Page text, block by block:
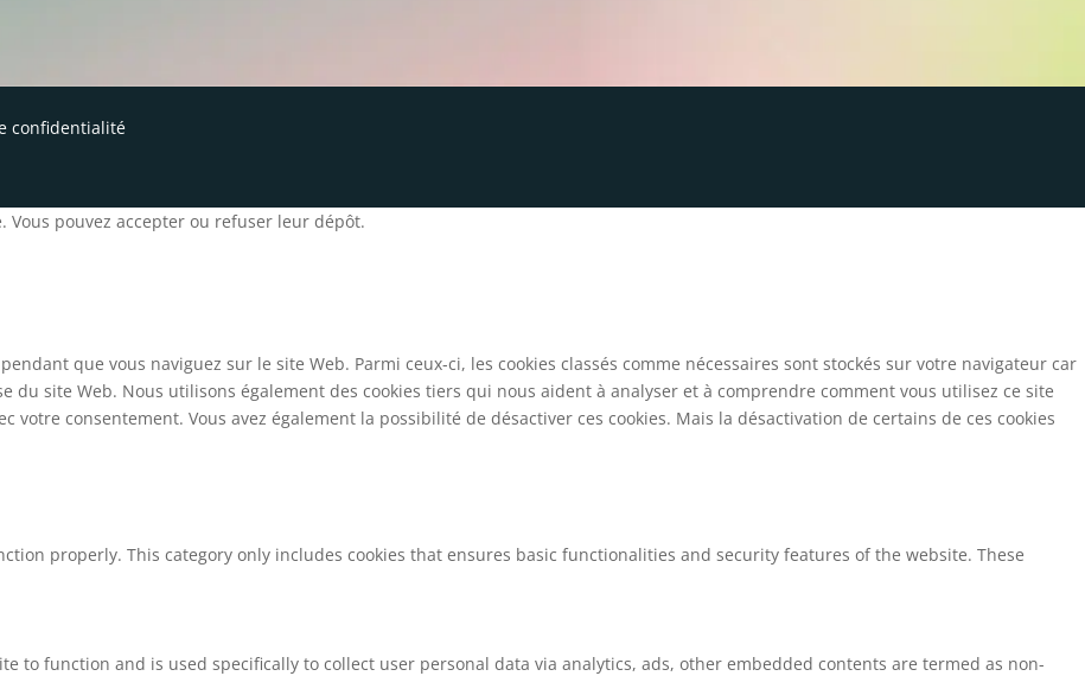
confidentialité
Vous pouvez accepter ou refuser leur dépôt.
que vous naviguez sur le site Web. Parmi ceux-ci, les cookies classés comme nécessaires sont stockés sur votre navigateur car
site Web. Nous utilisons également des cookies tiers qui nous aident à analyser et à comprendre comment vous utilisez ce site
votre consentement. Vous avez également la possibilité de désactiver ces cookies. Mais la désactivation de certains de ces cookies
properly. This category only includes cookies that ensures basic functionalities and security features of the website. These
to function and is used specifically to collect user personal data via analytics, ads, other embedded contents are termed as non-